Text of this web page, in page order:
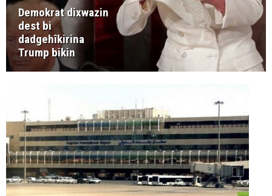
Demokrat dixwazin
dest bi
dadgehîkirina
Trump bikin